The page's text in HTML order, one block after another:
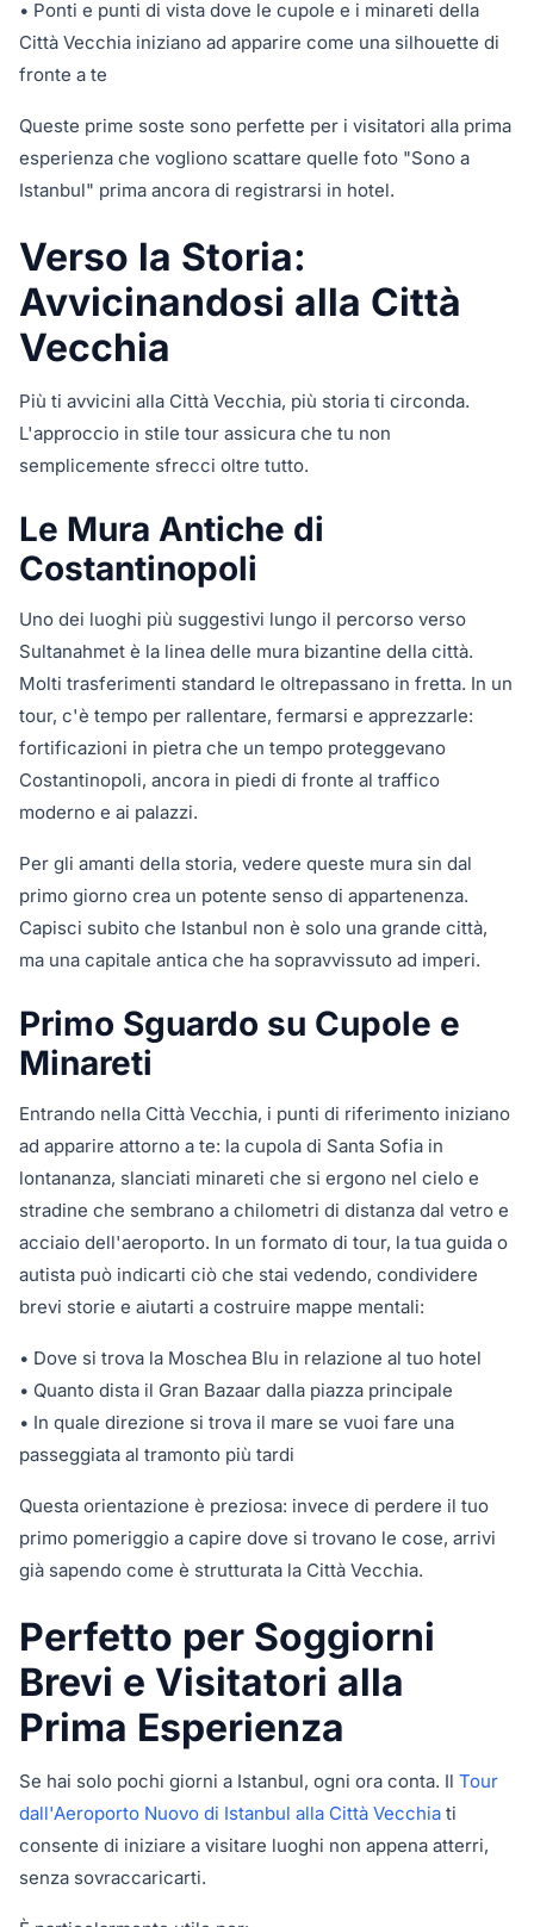
• Ponti e punti di vista dove le cupole e i minareti della
Città Vecchia iniziano ad apparire come una silhouette di
fronte a te
Queste prime soste sono perfette per i visitatori alla prima
esperienza che vogliono scattare quelle foto "Sono a
Istanbul" prima ancora di registrarsi in hotel.
Verso la Storia:
Avvicinandosi alla Città
Vecchia
Più ti avvicini alla Città Vecchia, più storia ti circonda.
L'approccio in stile tour assicura che tu non
semplicemente sfrecci oltre tutto.
Le Mura Antiche di
Costantinopoli
Uno dei luoghi più suggestivi lungo il percorso verso
Sultanahmet è la linea delle mura bizantine della città.
Molti trasferimenti standard le oltrepassano in fretta. In un
tour, c'è tempo per rallentare, fermarsi e apprezzarle:
fortificazioni in pietra che un tempo proteggevano
Costantinopoli, ancora in piedi di fronte al traffico
moderno e ai palazzi.
Per gli amanti della storia, vedere queste mura sin dal
primo giorno crea un potente senso di appartenenza.
Capisci subito che Istanbul non è solo una grande città,
ma una capitale antica che ha sopravvissuto ad imperi.
Primo Sguardo su Cupole e
Minareti
Entrando nella Città Vecchia, i punti di riferimento iniziano
ad apparire attorno a te: la cupola di Santa Sofia in
lontananza, slanciati minareti che si ergono nel cielo e
stradine che sembrano a chilometri di distanza dal vetro e
acciaio dell'aeroporto. In un formato di tour, la tua guida o
autista può indicarti ciò che stai vedendo, condividere
brevi storie e aiutarti a costruire mappe mentali:
• Dove si trova la Moschea Blu in relazione al tuo hotel
• Quanto dista il Gran Bazaar dalla piazza principale
• In quale direzione si trova il mare se vuoi fare una
passeggiata al tramonto più tardi
Questa orientazione è preziosa: invece di perdere il tuo
primo pomeriggio a capire dove si trovano le cose, arrivi
già sapendo come è strutturata la Città Vecchia.
Perfetto per Soggiorni
Brevi e Visitatori alla
Prima Esperienza
Se hai solo pochi giorni a Istanbul, ogni ora conta. Il Tour
dall'Aeroporto Nuovo di Istanbul alla Città Vecchia ti
consente di iniziare a visitare luoghi non appena atterri,
senza sovraccaricarti.